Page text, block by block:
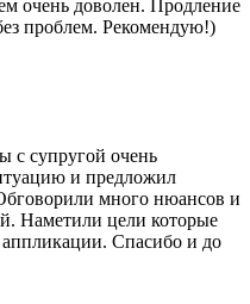
очень доволен. Продление
проблем. Рекомендую!)
с супругой очень
и предложил
много нюансов и
Наметили цели которые
Спасибо и до